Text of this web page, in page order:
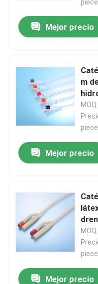
Productos
Visita a la fábrica
Control de Calidad
Contacto
Goma de silicona
Tapón de goma
Émbolo de goma de
Mejor precio
m
Mejor precio
Mejor precio